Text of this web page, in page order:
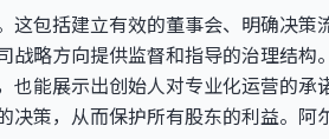
包括建立有效的董事会、明确决策
战略方向提供监督和指导的治理结构
也能展示出创始人对专业化运营的承
策，从而保护所有股东的利益。阿